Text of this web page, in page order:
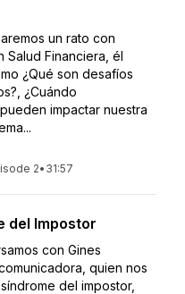
un rato con
Salud Financiera, él
¿Qué son desafíos
¿Cuándo
impactar nuestra
2• 31:57
del Impostor
con Gines
quien nos
del impostor,